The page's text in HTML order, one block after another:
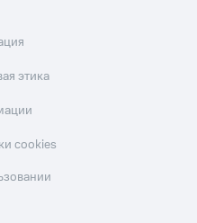
этика
cookies